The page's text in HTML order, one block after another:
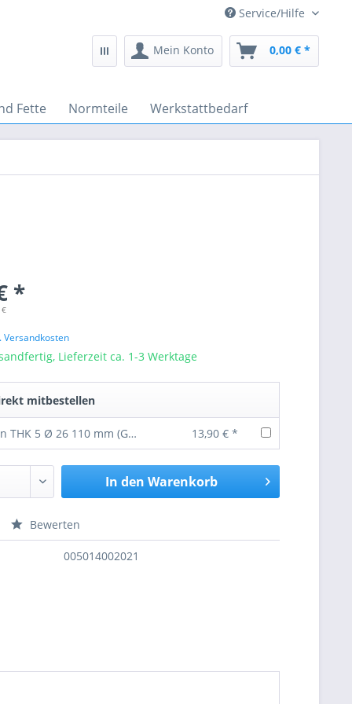
Service/Hilfe
Mein Konto 0,00 € *
Fette Normteile Werkstattbedarf
*
Versandkosten
Lieferzeit ca. 1-3 Werktage
mitbestellen
Federbolzen THK 5 Ø 26 110 mm (GL:140 mm) 13,90 € *
In den Warenkorb
Bewerten
005014002021